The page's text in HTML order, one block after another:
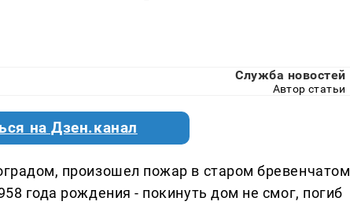
Служба новостей
Автор статьи
на Дзен.канал
произошел пожар в старом бревенчатом
года рождения - покинуть дом не смог, погиб